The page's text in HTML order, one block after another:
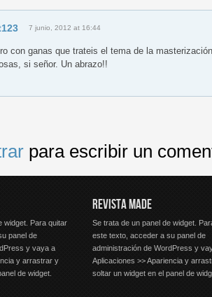
7 junio, 2012 at 16:44
con ganas que trateis el tema de la
si señor. Un abrazo!!
para escribir un
widget. Para quitar
panel de
y vaya a
y arrastrar y
de widget.
REVISTA MADE
Se trata de un panel de widget.
este texto, acceder a su panel de
administración de WordPress y
Aplicaciones >> Apariencia y
soltar un widget en el panel de